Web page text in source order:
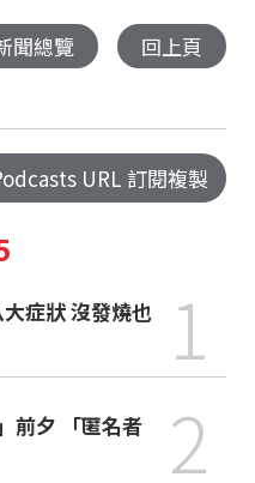
聞總覽 回上頁
URL 訂閱複製
1
前夕 「匿名者
2